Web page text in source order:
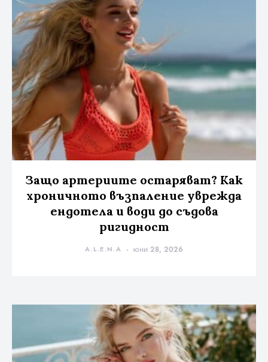
Защо артериите остаряват? Как
хроничното възпаление уврежда
ендотела и води до съдова
ригидност
A.L.E.N.A юни 28, 2026